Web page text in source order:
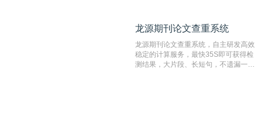
编辑部检测来稿和已发表的文献,检测
测时注意填写第一作者,才能排除已发
表文献复制比。（限制字符数1万）
龙源期刊论文查重系统
龙源期刊论文查重系统，自主研发高效
稳定的计算服务，最快35S即可获得检
测结果，大片段、长短句，不遗漏一处